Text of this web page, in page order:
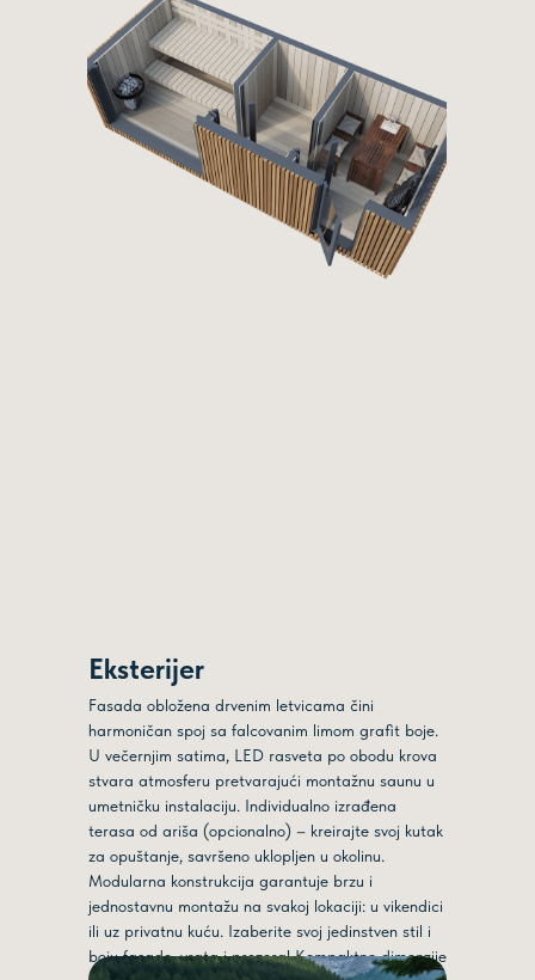
Eksterijer
Fasada obložena drvenim letvicama čini
harmoničan spoj sa falcovanim limom grafit boje.
U večernjim satima, LED rasveta po obodu krova
stvara atmosferu pretvarajući montažnu saunu u
umetničku instalaciju. Individualno izrađena
terasa od ariša (opcionalno) – kreirajte svoj kutak
za opuštanje, savršeno uklopljen u okolinu.
Modularna konstrukcija garantuje brzu i
jednostavnu montažu na svakoj lokaciji: u vikendici
ili uz privatnu kuću. Izaberite svoj jedinstven stil i
boju fasade, vrata i prozora! Kompaktne dimenzije